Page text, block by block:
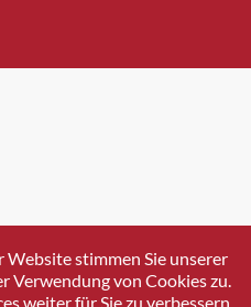
stimmen Sie unserer
Verwendung von Cookies zu.
weiter für Sie zu verbessern.